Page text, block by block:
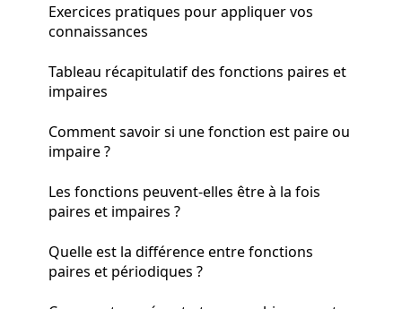
Exercices pratiques pour appliquer vos
connaissances
Tableau récapitulatif des fonctions paires et
impaires
Comment savoir si une fonction est paire ou
impaire ?
Les fonctions peuvent-elles être à la fois
paires et impaires ?
Quelle est la différence entre fonctions
paires et périodiques ?